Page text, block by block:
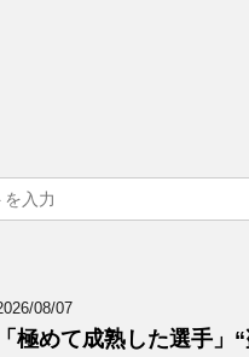
08/07
「極めて成熟した選手」